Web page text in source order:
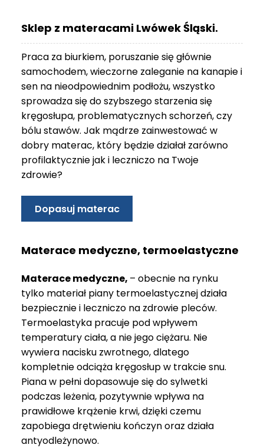
Sklep z materacami Lwówek Śląski.
Praca za biurkiem, poruszanie się głównie
samochodem, wieczorne zaleganie na kanapie i
sen na nieodpowiednim podłożu, wszystko
sprowadza się do szybszego starzenia się
kręgosłupa, problematycznych schorzeń, czy
bólu stawów. Jak mądrze zainwestować w
dobry materac, który będzie działał zarówno
profilaktycznie jak i leczniczo na Twoje
zdrowie?
Dopasuj materac
Materace medyczne, termoelastyczne
Materace medyczne, – obecnie na rynku
tylko materiał piany termoelastycznej działa
bezpiecznie i leczniczo na zdrowie pleców.
Termoelastyka pracuje pod wpływem
temperatury ciała, a nie jego ciężaru. Nie
wywiera nacisku zwrotnego, dlatego
kompletnie odciąża kręgosłup w trakcie snu.
Piana w pełni dopasowuje się do sylwetki
podczas leżenia, pozytywnie wpływa na
prawidłowe krążenie krwi, dzięki czemu
zapobiega drętwieniu kończyn oraz działa
antyodleżynowo.